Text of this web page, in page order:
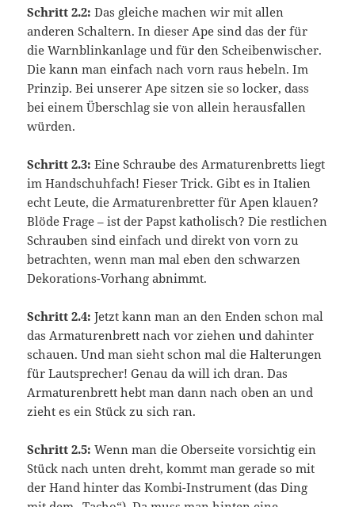
Schritt 2.2: Das gleiche machen wir mit allen
anderen Schaltern. In dieser Ape sind das der für
die Warnblinkanlage und für den Scheibenwischer.
Die kann man einfach nach vorn raus hebeln. Im
Prinzip. Bei unserer Ape sitzen sie so locker, dass
bei einem Überschlag sie von allein herausfallen
würden.
Schritt 2.3: Eine Schraube des Armaturenbretts liegt
im Handschuhfach! Fieser Trick. Gibt es in Italien
echt Leute, die Armaturenbretter für Apen klauen?
Blöde Frage – ist der Papst katholisch? Die restlichen
Schrauben sind einfach und direkt von vorn zu
betrachten, wenn man mal eben den schwarzen
Dekorations-Vorhang abnimmt.
Schritt 2.4: Jetzt kann man an den Enden schon mal
das Armaturenbrett nach vor ziehen und dahinter
schauen. Und man sieht schon mal die Halterungen
für Lautsprecher! Genau da will ich dran. Das
Armaturenbrett hebt man dann nach oben an und
zieht es ein Stück zu sich ran.
Schritt 2.5: Wenn man die Oberseite vorsichtig ein
Stück nach unten dreht, kommt man gerade so mit
der Hand hinter das Kombi-Instrument (das Ding